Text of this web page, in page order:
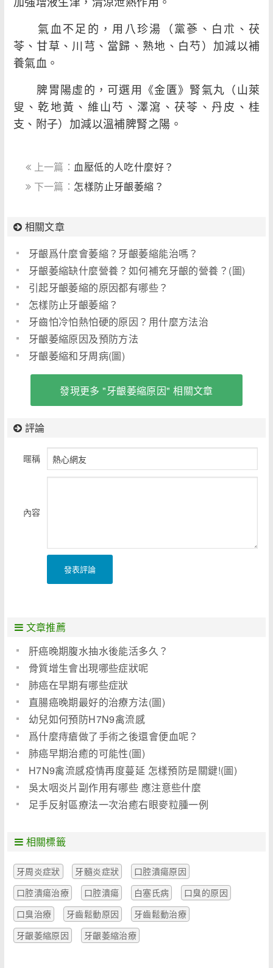
氣血不足的，用八珍湯（黨蔘、白朮、茯
苓、甘草、川芎、當歸、熟地、白芍）加減以補
養氣血。
脾胃陽虛的，可選用《金匱》腎氣丸（山萊
叟、乾地黃、維山芍、澤瀉、茯苓、丹皮、桂
支、附子）加減以溫補脾腎之陽。
上一篇： 血壓低的人吃什麼好？
下一篇： 怎樣防止牙齦萎縮？
相關文章
牙齦爲什麼會萎縮？牙齦萎縮能治嗎？
牙齦萎縮缺什麼營養？如何補充牙齦的營養？(圖)
引起牙齦萎縮的原因都有哪些？
怎樣防止牙齦萎縮？
牙齒怕冷怕熱怕硬的原因？用什麼方法治
牙齦萎縮原因及預防方法
牙齦萎縮和牙周病(圖)
發現更多 "牙齦萎縮原因" 相關文章
評論
暱稱
內容
發表評論
文章推薦
肝癌晚期腹水抽水後能活多久？
骨質增生會出現哪些症狀呢
肺癌在早期有哪些症狀
直腸癌晚期最好的治療方法(圖)
幼兒如何預防H7N9禽流感
爲什麼痔瘡做了手術之後還會便血呢？
肺癌早期治癒的可能性(圖)
H7N9禽流感疫情再度蔓延 怎樣預防是關鍵!(圖)
吳太咽炎片副作用有哪些 應注意些什麼
足手反射區療法一次治癒右眼麥粒腫一例
相關標籤
牙周炎症狀 牙髓炎症狀
口腔潰瘍原因
口腔潰瘍治療
口腔潰瘍 白塞氏病
口臭的原因
口臭治療
牙齒鬆動原因
牙齒鬆動治療
牙齦萎縮原因
牙齦萎縮治療